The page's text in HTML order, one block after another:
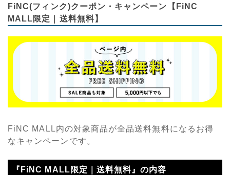
FiNC(フィンク)クーポン・キャンペーン【FiNC
MALL限定｜送料無料】
FiNC MALL内の対象商品が全品送料無料になるお得
なキャンペーンです。
『FiNC MALL限定｜送料無料』の内容